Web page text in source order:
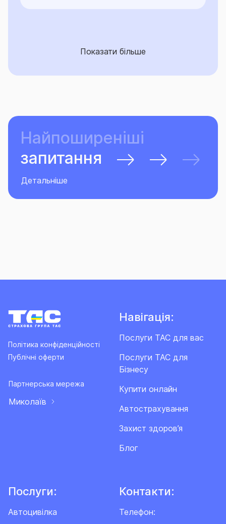
Показати більше
Найпоширеніші
запитання
Детальніше
Політика конфіденційності
Публічні оферти
Партнерська мережа
Миколаїв
Навігація:
Послуги ТАС для вас
Послуги ТАС для
Бізнесу
Купити онлайн
Автострахування
Захист здоров’я
Блог
Послуги:
Автоцивілка
Контакти:
Телефон: